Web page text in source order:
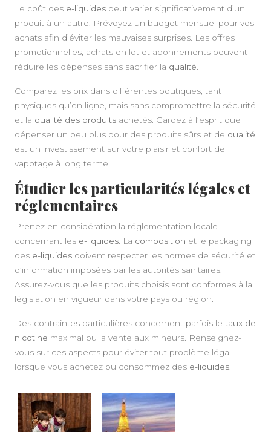
Le coût des e-liquides peut varier significativement d’un
produit à un autre. Prévoyez un budget mensuel pour vos
achats afin d’éviter les mauvaises surprises. Les offres
promotionnelles, achats en lot et abonnements peuvent
réduire les dépenses sans sacrifier la qualité
Comparez les prix dans différentes boutiques, tant
physiques qu’en ligne, mais sans compromettre la sécurité
et la qualité des produits achetés. Gardez à l’esprit que
dépenser un peu plus pour des produits sûrs et de qualité
est un investissement sur votre plaisir et confort de
vapotage à long terme.
Étudier les particularités légales et
réglementaires
Prenez en considération la réglementation locale
concernant les e-liquides . La composition et le packaging
des e-liquides doivent respecter les normes de sécurité et
d’information imposées par les autorités sanitaires.
Assurez-vous que les produits choisis sont conformes à la
législation en vigueur dans votre pays ou région.
Des contraintes particulières concernent parfois letaux de
nicotine maximal ou la vente aux mineurs. Renseignez-
vous sur ces aspects pour éviter tout problème légal
lorsque vous achetez ou consommez des e-liquides